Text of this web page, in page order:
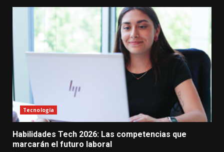
Tecnología
Habilidades Tech 2026: Las competencias que
marcarán el futuro laboral